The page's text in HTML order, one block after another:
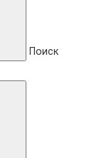
Поиск